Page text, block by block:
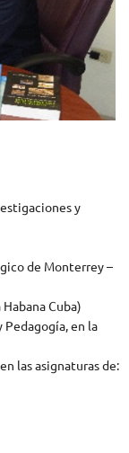
y
de Monterrey –
Habana Cuba)
Pedagogía, en la
las asignaturas de: